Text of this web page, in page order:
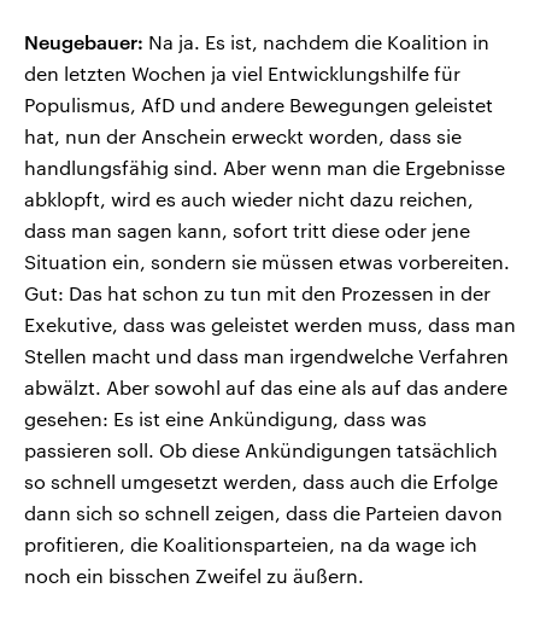
Neugebauer: Na ja. Es ist, nachdem die Koalition in
den letzten Wochen ja viel Entwicklungshilfe für
Populismus, AfD und andere Bewegungen geleistet
hat, nun der Anschein erweckt worden, dass sie
handlungsfähig sind. Aber wenn man die Ergebnisse
abklopft, wird es auch wieder nicht dazu reichen,
dass man sagen kann, sofort tritt diese oder jene
Situation ein, sondern sie müssen etwas vorbereiten.
Gut: Das hat schon zu tun mit den Prozessen in der
Exekutive, dass was geleistet werden muss, dass man
Stellen macht und dass man irgendwelche Verfahren
abwälzt. Aber sowohl auf das eine als auf das andere
gesehen: Es ist eine Ankündigung, dass was
passieren soll. Ob diese Ankündigungen tatsächlich
so schnell umgesetzt werden, dass auch die Erfolge
dann sich so schnell zeigen, dass die Parteien davon
profitieren, die Koalitionsparteien, na da wage ich
noch ein bisschen Zweifel zu äußern.